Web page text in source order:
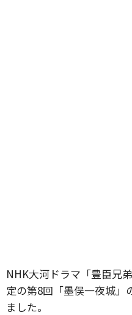
NHK大河ドラマ「豊臣兄
定の第8回「墨俣一夜城」
ました。